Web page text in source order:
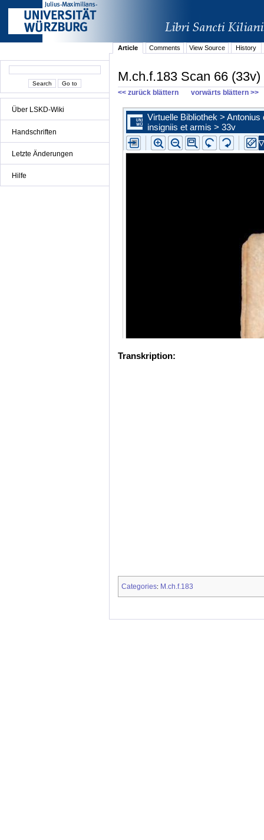
Über LSKD-Wiki
Handschriften
Letzte Änderungen
Hilfe
Article Comments View Source History
M.ch.f.183 Scan 66 (33v)
<< zurück blättern vorwärts blättern >>
Transkription:
Categories: M.ch.f.183